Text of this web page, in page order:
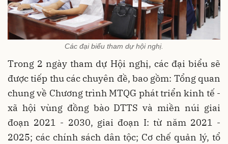
Các đại biểu tham dự hội nghị.
Trong 2 ngày tham dự Hội nghị, các đại biểu sẽ
được tiếp thu các chuyên đề, bao gồm: Tổng quan
chung về Chương trình MTQG phát triển kinh tế -
xã hội vùng đồng bào DTTS và miền núi giai
đoạn 2021 - 2030, giai đoạn I: từ năm 2021 -
2025; các chính sách dân tộc; Cơ chế quản lý, tổ